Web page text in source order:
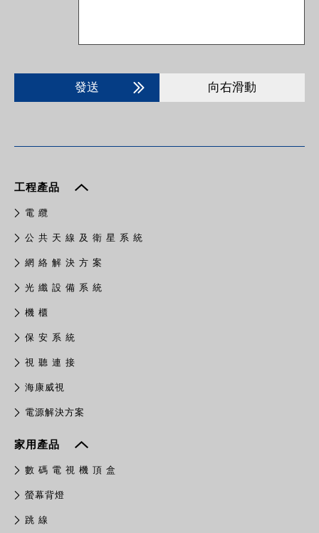
發送 向右滑動
工程產品
電 纜
公 共 天 線 及 衛 星 系 統
網 絡 解 決 方 案
光 纖 設 備 系 統
機 櫃
保 安 系 統
視 聽 連 接
​海康威視
電源解決方案
家用產品
數 碼 電 視 機 頂 盒
螢幕背燈
跳 線